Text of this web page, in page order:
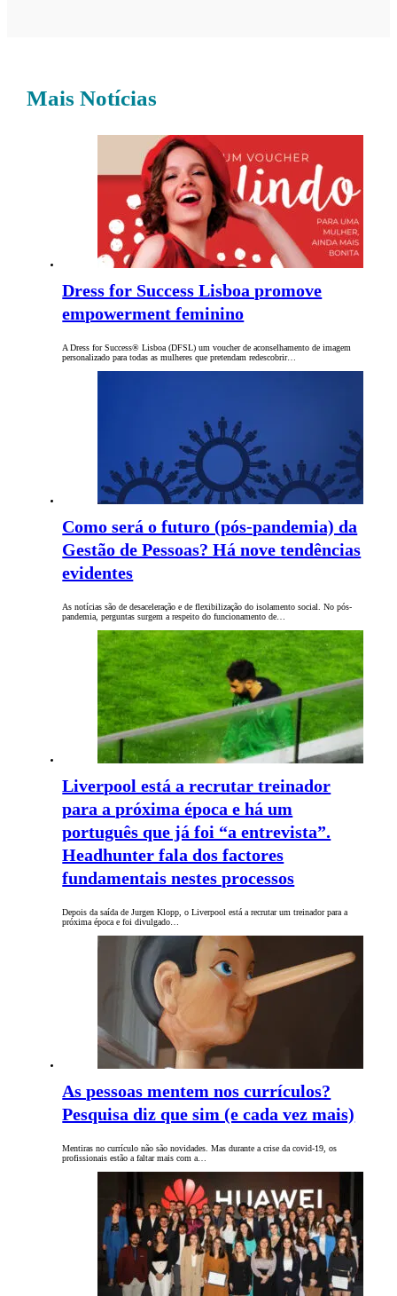
Mais Notícias
Dress for Success Lisboa promove
empowerment feminino
A Dress for Success® Lisboa (DFSL) um voucher de aconselhamento de imagem
personalizado para todas as mulheres que pretendam redescobrir…
Como será o futuro (pós-pandemia) da
Gestão de Pessoas? Há nove tendências
evidentes
As notícias são de desaceleração e de flexibilização do isolamento social. No pós-
pandemia, perguntas surgem a respeito do funcionamento de…
Liverpool está a recrutar treinador
para a próxima época e há um
português que já foi “a entrevista”.
Headhunter fala dos factores
fundamentais nestes processos
Depois da saída de Jurgen Klopp, o Liverpool está a recrutar um treinador para a
próxima época e foi divulgado…
As pessoas mentem nos currículos?
Pesquisa diz que sim (e cada vez mais)
Mentiras no currículo não são novidades. Mas durante a crise da covid-19, os
profissionais estão a faltar mais com a…